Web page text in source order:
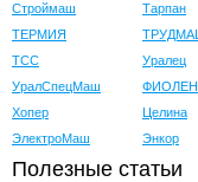
Строймаш
Тарпан
ТЕРМИЯ
ТСС
Уралец
УралСпецМаш
Хопер
Целина
ЭлектроМаш
Энкор
Полезные статьи